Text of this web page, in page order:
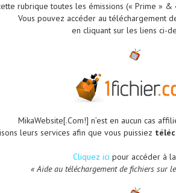
rubrique toutes les émissions (« Prime »
Vous pouvez accéder au téléchargement
en cliquant sur les liens ci-
MikaWebsite[.Com!] n’est en aucun cas
leurs services afin que vous puissiez
Cliquez ici pour accéder à
« Aide au téléchargement de fichiers sur